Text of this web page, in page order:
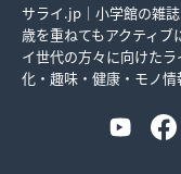
サライ.jp｜小学館の雑
歳を重ねてもアクティ
イ世代の方々に向けた
化・趣味・健康・モノ情